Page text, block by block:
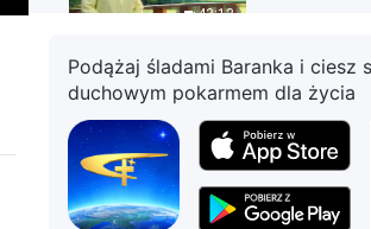
43:13
54:00
Podążaj śladami Baranka i ciesz
duchowym pokarmem dla życia